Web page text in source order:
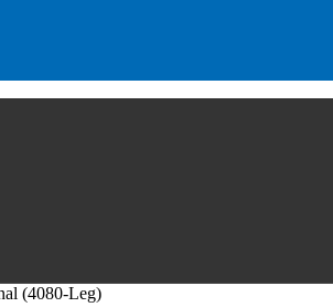
(4080-Leg)